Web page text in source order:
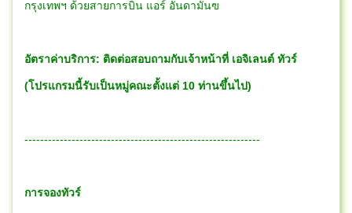
กรุงเทพฯ ด้วยสายการบิน แอร์ อันดามันฃ
อัตราค่าบริการ: ติดต่อสอบถามกับเจ้าหน้าที่ เอจิเลนต์ ทัวร์
(โปรแกรมนี้รับเป็นหมู่คณะตั้งแต่ 10 ท่านขึ้นไป)
------------------------------------------------------------
การจองทัวร์